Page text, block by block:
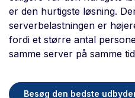
er den hurtigste løsning.
serverbelastningen er
fordi et større antal
samme server på samme
Besøg den bedste